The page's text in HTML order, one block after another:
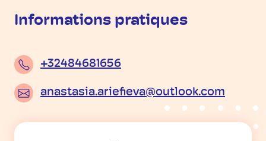
Informations pratiques
+32484681656
anastasia.ariefieva@outlook.com